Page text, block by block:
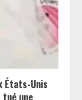
États-Unis